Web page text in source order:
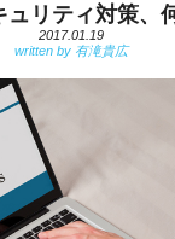
リティ対策、
2017.01.19